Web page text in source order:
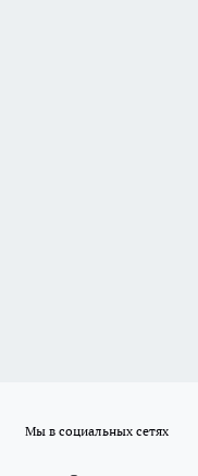
Мы в социальных сетях